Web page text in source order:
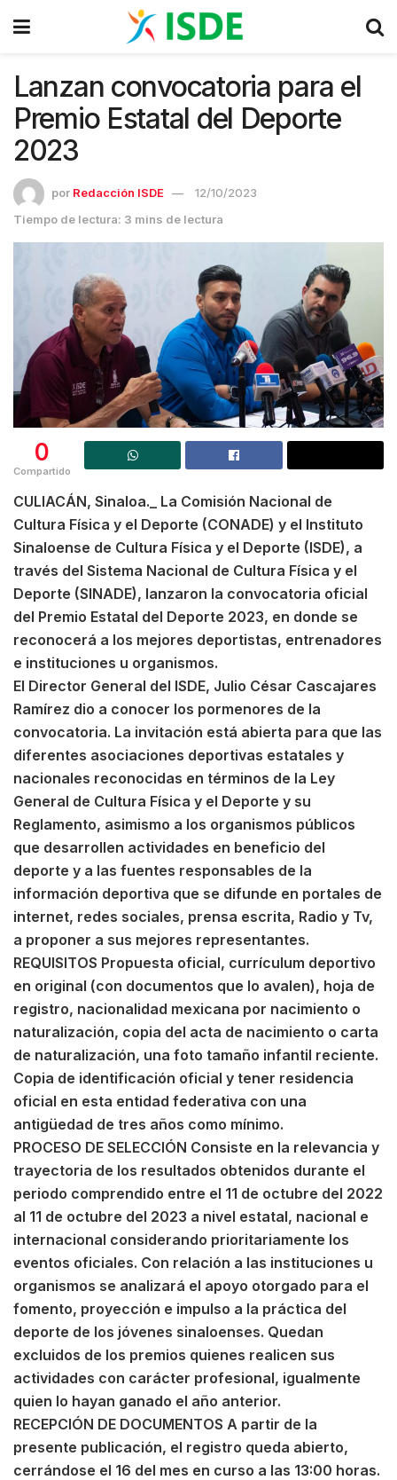
Lanzan convocatoria para el
Premio Estatal del Deporte
2023
por Redacción ISDE
12/10/2023
Tiempo de lectura: 3 mins de lectura
0
Compartido
CULIACÁN, Sinaloa._ La Comisión Nacional de
Cultura Física y el Deporte (CONADE) y el Instituto
Sinaloense de Cultura Física y el Deporte (ISDE), a
través del Sistema Nacional de Cultura Física y el
Deporte (SINADE), lanzaron la convocatoria oficial
del Premio Estatal del Deporte 2023, en donde se
reconocerá a los mejores deportistas, entrenadores
e instituciones u organismos.
El Director General del ISDE, Julio César Cascajares
Ramírez dio a conocer los pormenores de la
convocatoria. La invitación está abierta para que las
diferentes asociaciones deportivas estatales y
nacionales reconocidas en términos de la Ley
General de Cultura Física y el Deporte y su
Reglamento, asimismo a los organismos públicos
que desarrollen actividades en beneficio del
deporte y a las fuentes responsables de la
información deportiva que se difunde en portales de
internet, redes sociales, prensa escrita, Radio y Tv,
a proponer a sus mejores representantes.
REQUISITOS Propuesta oficial, currículum deportivo
en original (con documentos que lo avalen), hoja de
registro, nacionalidad mexicana por nacimiento o
naturalización, copia del acta de nacimiento o carta
de naturalización, una foto tamaño infantil reciente.
Copia de identificación oficial y tener residencia
oficial en esta entidad federativa con una
antigüedad de tres años como mínimo.
PROCESO DE SELECCIÓN Consiste en la relevancia y
trayectoria de los resultados obtenidos durante el
periodo comprendido entre el 11 de octubre del 2022
al 11 de octubre del 2023 a nivel estatal, nacional e
internacional considerando prioritariamente los
eventos oficiales. Con relación a las instituciones u
organismos se analizará el apoyo otorgado para el
fomento, proyección e impulso a la práctica del
deporte de los jóvenes sinaloenses. Quedan
excluidos de los premios quienes realicen sus
actividades con carácter profesional, igualmente
quien lo hayan ganado el año anterior.
RECEPCIÓN DE DOCUMENTOS A partir de la
presente publicación, el registro queda abierto,
cerrándose el 16 del mes en curso a las 13:00 horas.